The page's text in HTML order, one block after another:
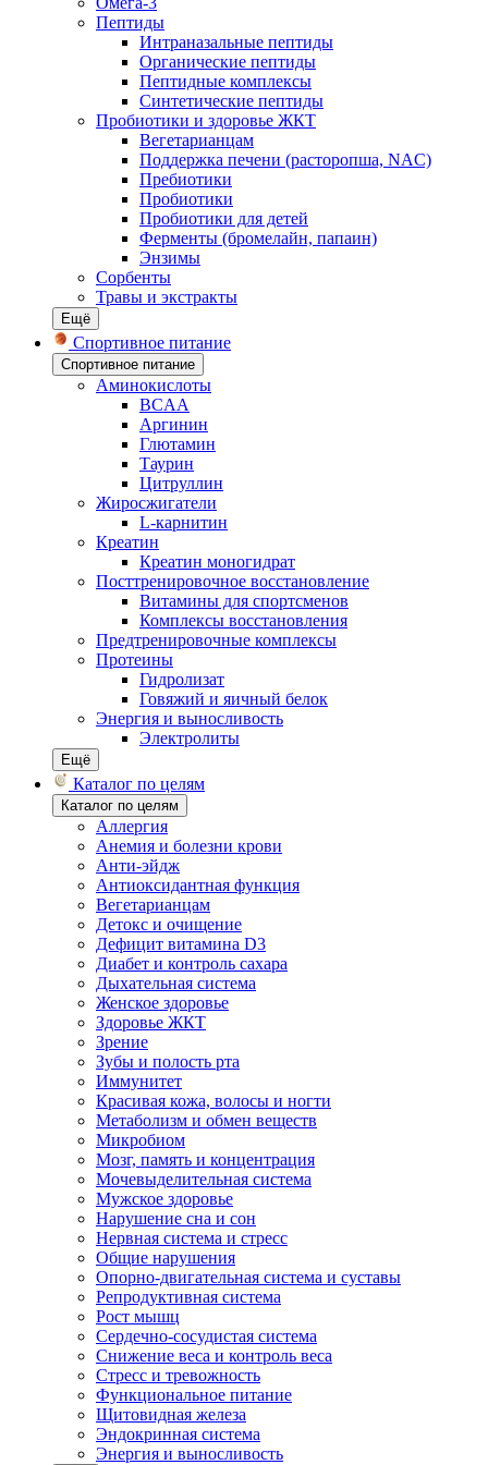
Пептиды
Интраназальные пептиды
Органические пептиды
Пептидные комплексы
Синтетические пептиды
Пробиотики и здоровье ЖКТ
Вегетарианцам
Поддержка печени (расторопша, NAC)
Пребиотики
Пробиотики
Пробиотики для детей
Ферменты (бромелайн, папаин)
Энзимы
Сорбенты
Травы и экстракты
Ещё
Спортивное питание
Спортивное питание
Аминокислоты
BCAA
Аргинин
Глютамин
Таурин
Цитруллин
Жиросжигатели
L-карнитин
Креатин
Креатин моногидрат
Посттренировочное восстановление
Витамины для спортсменов
Комплексы восстановления
Предтренировочные комплексы
Протеины
Гидролизат
Говяжий и яичный белок
Энергия и выносливость
Электролиты
Ещё
Каталог по целям
Каталог по целям
Аллергия
Анемия и болезни крови
Анти-эйдж
Антиоксидантная функция
Вегетарианцам
Детокс и очищение
Дефицит витамина D3
Диабет и контроль сахара
Дыхательная система
Женское здоровье
Здоровье ЖКТ
Зрение
Зубы и полость рта
Иммунитет
Красивая кожа, волосы и ногти
Метаболизм и обмен веществ
Микробиом
Мозг, память и концентрация
Мочевыделительная система
Мужское здоровье
Нарушение сна и сон
Нервная система и стресс
Общие нарушения
Опорно-двигательная система и суставы
Репродуктивная система
Рост мышц
Сердечно-сосудистая система
Снижение веса и контроль веса
Стресс и тревожность
Функциональное питание
Щитовидная железа
Эндокринная система
Энергия и выносливость